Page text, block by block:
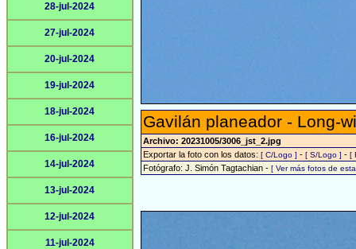
28-jul-2024
27-jul-2024
20-jul-2024
19-jul-2024
18-jul-2024
16-jul-2024
14-jul-2024
13-jul-2024
12-jul-2024
11-jul-2024
Gavilán planeador - Long-
Archivo: 20231005/3006_jst_2.jpg
Exportar la foto con los datos: [ C/Logo ] - [ S/Logo ] - [
Fotógrafo: J. Simón Tagtachian - [ Ver más fotos de